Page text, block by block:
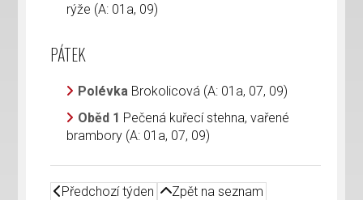
rýže (A: 01a, 09)
PÁTEK
Polévka Brokolicová (A: 01a, 07, 09)
Oběd 1 Pečená kuřecí stehna, vařené
brambory (A: 01a, 07, 09)
Předchozí týden
Zpět na seznam